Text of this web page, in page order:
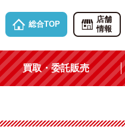
総合TOP
店舗
情報
買取・委託販売